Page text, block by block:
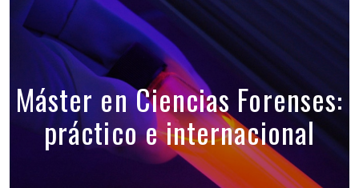
Máster en Ciencias Forenses:
práctico e internacional